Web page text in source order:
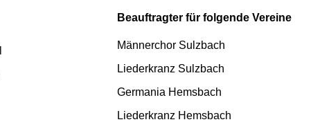
Beauftragter für folgende Vereine
Männerchor Sulzbach
Liederkranz Sulzbach
Germania Hemsbach
Liederkranz Hemsbach